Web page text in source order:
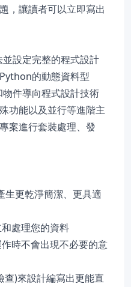
，讓讀者可以立即寫出
設定完整的程式設計
的動態資料型
件導向程式設計技術
功能以及並行等進階主
案進行套裝處理、發
生更乾淨簡潔、更具適
處理您的資料
時不會出現不必要的意
查)來設計編寫出更能直